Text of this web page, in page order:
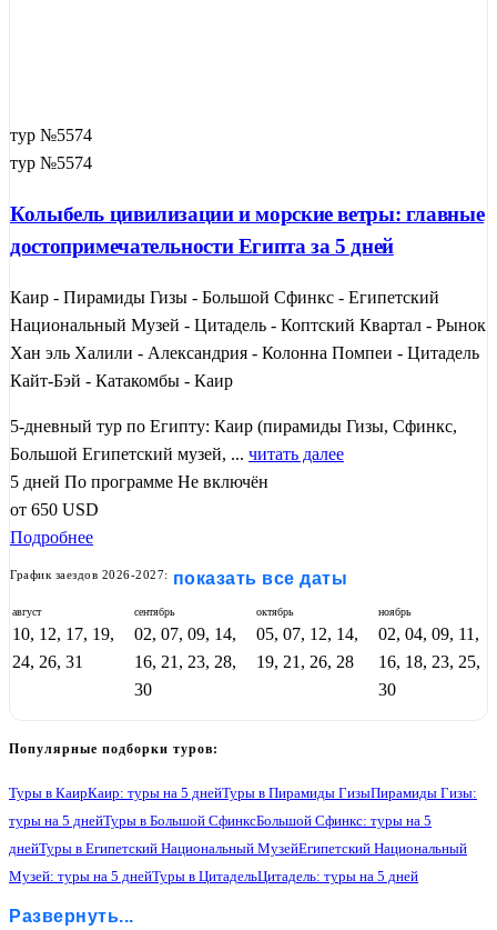
тур №5574
тур №5574
Колыбель цивилизации и морские ветры: главные
достопримечательности Египта за 5 дней
Каир - Пирамиды Гизы - Большой Сфинкс - Египетский
Национальный Музей - Цитадель - Коптский Квартал - Рынок
Хан эль Халили - Александрия - Колонна Помпеи - Цитадель
Кайт-Бэй - Катакомбы - Каир
5-дневный тур по Египту: Каир (пирамиды Гизы, Сфинкс,
Большой Египетский музей, ... читать далее
5 дней По программе Не включён
от 650 USD
Подробнее
График заездов 2026-2027: показать все даты
август
10, 12, 17, 19,
24, 26, 31
сентябрь
02, 07, 09, 14,
16, 21, 23, 28,
30
октябрь
05, 07, 12, 14,
19, 21, 26, 28
ноябрь
02, 04, 09, 11,
16, 18, 23, 25,
30
Популярные подборки туров:
Туры в КаирКаир: туры на 5 днейТуры в Пирамиды ГизыПирамиды Гизы:
туры на 5 днейТуры в Большой СфинксБольшой Сфинкс: туры на 5
днейТуры в Египетский Национальный МузейЕгипетский Национальный
Музей: туры на 5 днейТуры в ЦитадельЦитадель: туры на 5 дней
Туры в Рынок Хан эль Халили
Развернуть...